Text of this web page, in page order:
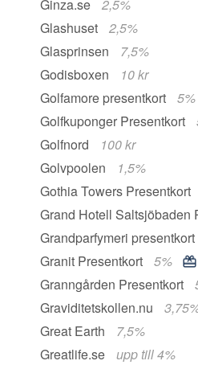
Ginza.se
2,5%
Glashuset
2,5%
Glasprinsen
7,5%
Godisboxen
10 kr
Golfamore presentkort
5%
Golfkuponger Presentkort
Golfnord
100 kr
Golvpoolen
1,5%
Gothia Towers Presentkort
Grand Hotell Saltsjöbaden
Grandparfymeri presentkort
Granit Presentkort
5%
Granngården Presentkort
Graviditetskollen.nu
Great Earth
7,5%
Greatlife.se
upp till 4%